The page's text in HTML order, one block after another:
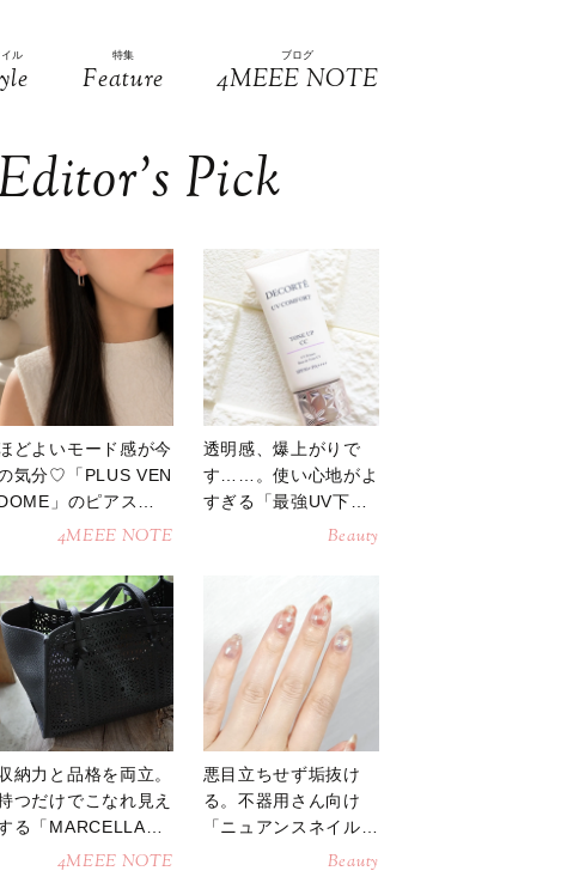
ル 特集
Feature
ブログ
4MEEE NOTE
Pick
どよいモード感が今
気分♡「PLUS VEN
」のピアスが
4MEEE NOTE
透明感、爆上がりで
す……。使い心地がよ
すぎる「最強UV下
Beauty
納力と品格を両立。
つだけでこなれ見え
る「MARCELLAト
ートバッグ」4MEEE NOTE
悪目立ちせず垢抜け
る。不器用さん向け
「ニュアンスネイル」
Beauty